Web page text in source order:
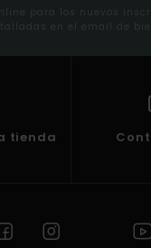
para los nuevos
en el email de
tienda